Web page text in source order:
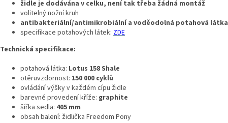
židle je dodávána v celku, není tak třeba žádná montáž
volitelný nožní kruh
antibakteriální/antimikrobiální a voděodolná potahová látka
specifikace potahových látek: ZDE
Technická specifikace:
potahová látka: Lotus 158 Shale
otěruvzdornost: 150 000 cyklů
ovládání výšky v každém cípu židle
barevné provedení kříže: graphite
šířka sedla: 405 mm
obsah balení: židlička Freedom Pony